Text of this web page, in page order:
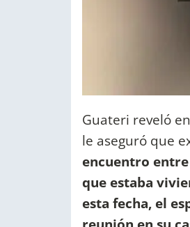
Guateri reveló
le aseguró que
encuentro entre
que estaba
esta fecha, el